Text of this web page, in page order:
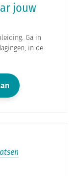
jouw
Ga in
in de